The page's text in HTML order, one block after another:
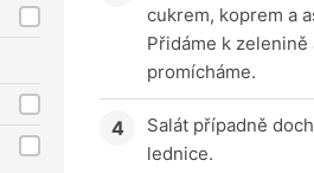
cukrem, koprem a
Přidáme k zelenině
promícháme.
Salát případně
lednice.